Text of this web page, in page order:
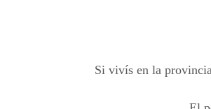
Si vivís en la